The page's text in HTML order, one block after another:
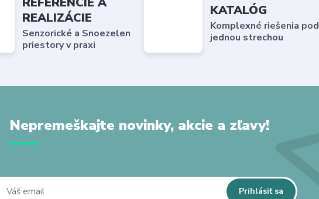
REALIZÁCIE
Senzorické a Snoezelen
priestory v praxi
KATALÓG
Komplexné riešenia pod
jednou strechou
Nepremeškajte novinky, akcie a zľavy!
Prihlásiť sa